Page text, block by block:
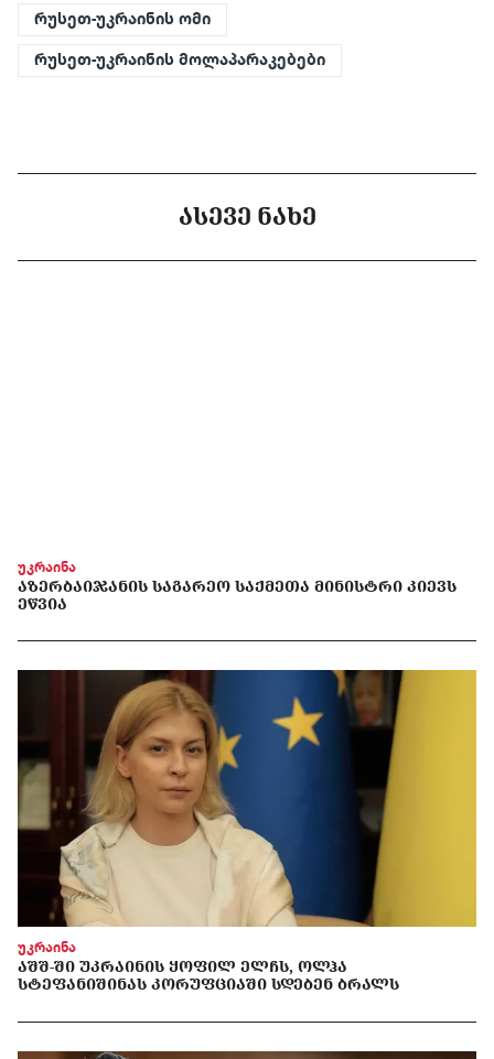
რუსეთ-უკრაინის ომი
რუსეთ-უკრაინის მოლაპარაკებები
ᲐᲡᲔᲕᲔ ᲜᲐᲮᲔ
უკრაინა
ᲐᲖᲔᲠᲑᲐᲘᲯᲐᲜᲘᲡ ᲡᲐᲒᲐᲠᲔᲝ ᲡᲐᲥᲛᲔᲗᲐ ᲛᲘᲜᲘᲡᲢᲠᲘ ᲙᲘᲔᲕᲡ
ᲔᲬᲕᲘᲐ
უკრაინა
ᲐᲨᲨ-ᲨᲘ ᲣᲙᲠᲐᲘᲜᲘᲡ ᲧᲝᲤᲘᲚ ᲔᲚᲩᲡ, ᲝᲚᲰᲐ
ᲡᲢᲔᲤᲐᲜᲘᲨᲘᲜᲐᲡ ᲙᲝᲠᲣᲤᲪᲘᲐᲨᲘ ᲡᲓᲔᲑᲔᲜ ᲑᲠᲐᲚᲡ